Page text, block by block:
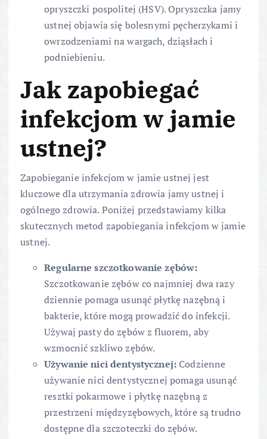
opryszczki pospolitej (HSV). Opryszczka jamy
ustnej objawia się bolesnymi pęcherzykami i
owrzodzeniami na wargach, dziąsłach i
podniebieniu.
Jak zapobiegać
infekcjom w jamie
ustnej?
Zapobieganie infekcjom w jamie ustnej jest
kluczowe dla utrzymania zdrowia jamy ustnej i
ogólnego zdrowia. Poniżej przedstawiamy kilka
skutecznych metod zapobiegania infekcjom w jamie
ustnej.
Regularne szczotkowanie zębów:
Szczotkowanie zębów co najmniej dwa razy
dziennie pomaga usunąć płytkę nazębną i
bakterie, które mogą prowadzić do infekcji.
Używaj pasty do zębów z fluorem, aby
wzmocnić szkliwo zębów.
Używanie nici dentystycznej: Codzienne
używanie nici dentystycznej pomaga usunąć
resztki pokarmowe i płytkę nazębną z
przestrzeni międzyzębowych, które są trudno
dostępne dla szczoteczki do zębów.